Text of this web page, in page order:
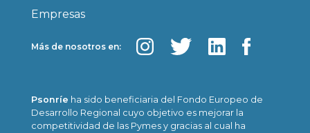
Empresas
Más de nosotros en:
Psonríe ha sido beneficiaria del Fondo Europeo de
Desarrollo Regional cuyo objetivo es mejorar la
competitividad de las Pymes y gracias al cual ha